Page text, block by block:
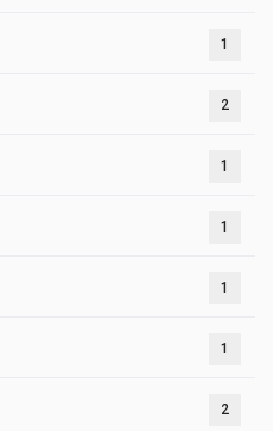
1
2
1
1
1
1
2